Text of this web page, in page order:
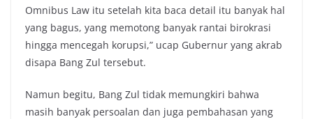
Omnibus Law itu setelah kita baca detail itu banyak hal
yang bagus, yang memotong banyak rantai birokrasi
hingga mencegah korupsi,” ucap Gubernur yang akrab
disapa Bang Zul tersebut.
Namun begitu, Bang Zul tidak memungkiri bahwa
masih banyak persoalan dan juga pembahasan yang